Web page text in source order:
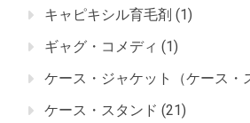
キャピキシル育毛剤 (1)
ギャグ・コメディ (1)
ケース・ジャケット（ケース・
ケース・スタンド (21)